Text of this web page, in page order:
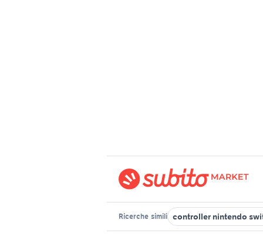
Ricerche simili controller nintendo